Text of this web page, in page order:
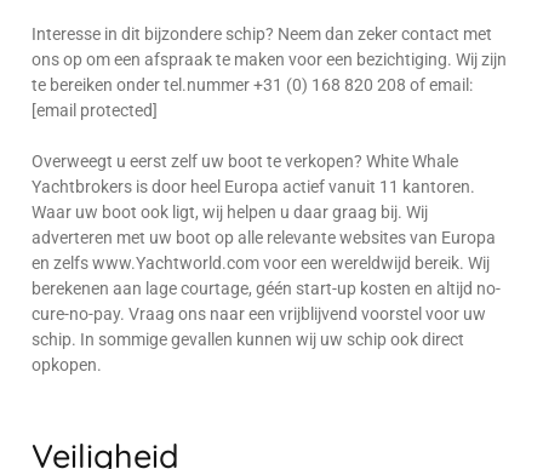
Interesse in dit bijzondere schip? Neem dan zeker contact met
ons op om een afspraak te maken voor een bezichtiging. Wij zijn
te bereiken onder tel.nummer +31 (0) 168 820 208 of email:
[email protected]
Overweegt u eerst zelf uw boot te verkopen? White Whale
Yachtbrokers is door heel Europa actief vanuit 11 kantoren.
Waar uw boot ook ligt, wij helpen u daar graag bij. Wij
adverteren met uw boot op alle relevante websites van Europa
en zelfs www.Yachtworld.com voor een wereldwijd bereik. Wij
berekenen aan lage courtage, géén start-up kosten en altijd no-
cure-no-pay. Vraag ons naar een vrijblijvend voorstel voor uw
schip. In sommige gevallen kunnen wij uw schip ook direct
opkopen.
Veiligheid